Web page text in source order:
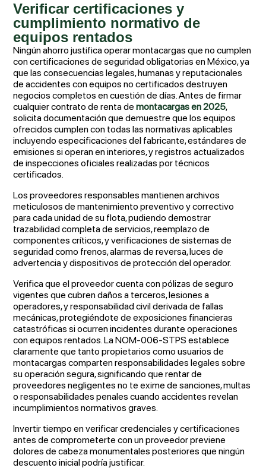
Verificar certificaciones y
cumplimiento normativo de
equipos rentados
Ningún ahorro justifica operar montacargas que no cumplen
con certificaciones de seguridad obligatorias en México, ya
que las consecuencias legales, humanas y reputacionales
de accidentes con equipos no certificados destruyen
negocios completos en cuestión de días. Antes de firmar
cualquier contrato de renta de montacargas en 2025,
solicita documentación que demuestre que los equipos
ofrecidos cumplen con todas las normativas aplicables
incluyendo especificaciones del fabricante, estándares de
emisiones si operan en interiores, y registros actualizados
de inspecciones oficiales realizadas por técnicos
certificados.
Los proveedores responsables mantienen archivos
meticulosos de mantenimiento preventivo y correctivo
para cada unidad de su flota, pudiendo demostrar
trazabilidad completa de servicios, reemplazo de
componentes críticos, y verificaciones de sistemas de
seguridad como frenos, alarmas de reversa, luces de
advertencia y dispositivos de protección del operador.
Verifica que el proveedor cuenta con pólizas de seguro
vigentes que cubren daños a terceros, lesiones a
operadores, y responsabilidad civil derivada de fallas
mecánicas, protegiéndote de exposiciones financieras
catastróficas si ocurren incidentes durante operaciones
con equipos rentados. La NOM-006-STPS establece
claramente que tanto propietarios como usuarios de
montacargas comparten responsabilidades legales sobre
su operación segura, significando que rentar de
proveedores negligentes no te exime de sanciones, multas
o responsabilidades penales cuando accidentes revelan
incumplimientos normativos graves.
Invertir tiempo en verificar credenciales y certificaciones
antes de comprometerte con un proveedor previene
dolores de cabeza monumentales posteriores que ningún
descuento inicial podría justificar.